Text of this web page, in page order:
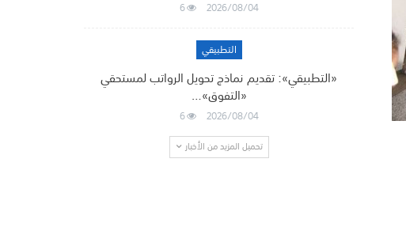
2026/08/04
6
التطبيقي
«التطبيقي»: تقديم نماذج تحويل الرواتب لمستحقي
«التفوق»…
2026/08/04
6
تحميل المزيد من الأخبار